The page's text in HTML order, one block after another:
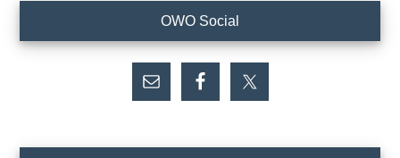
chính
OWO Social